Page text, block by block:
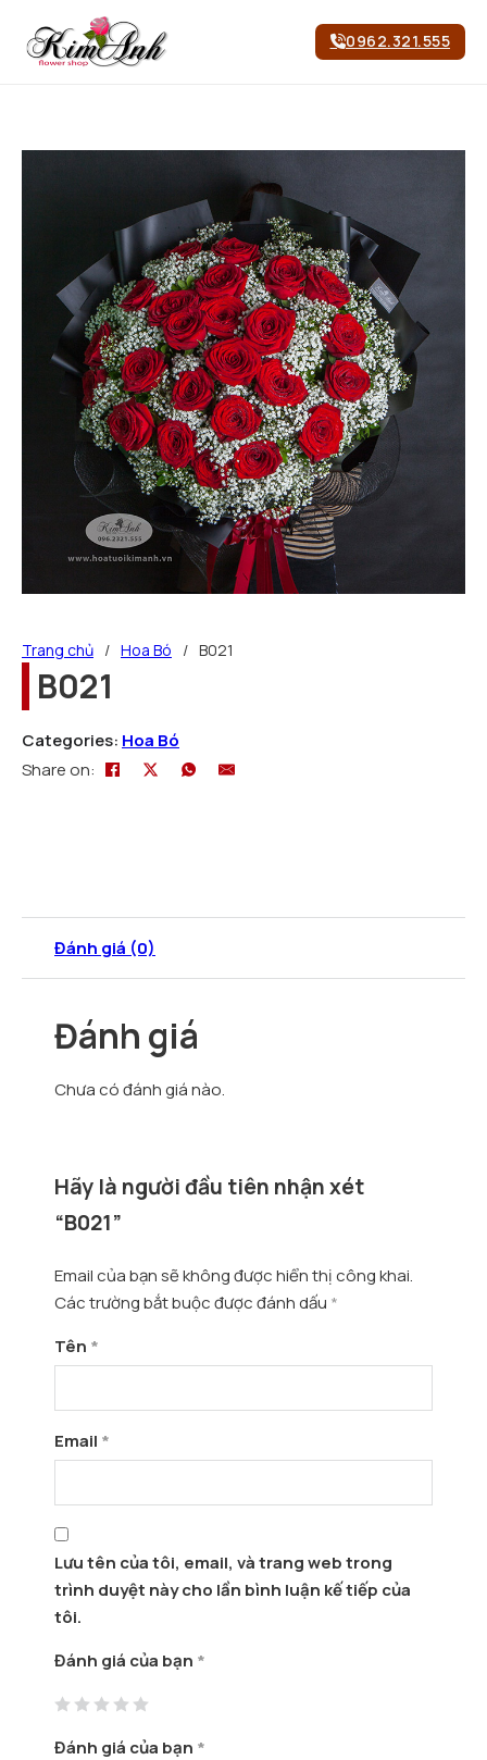
0962.321.555
Trang chủ / Hoa Bó / B021
B021
Categories: Hoa Bó
Share on:
Đánh giá (0)
Đánh giá
Chưa có đánh giá nào.
Hãy là người đầu tiên nhận xét
“B021”
Email của bạn sẽ không được hiển thị công khai.
Các trường bắt buộc được đánh dấu *
Tên *
Email *
Lưu tên của tôi, email, và trang web trong
trình duyệt này cho lần bình luận kế tiếp của
tôi.
Đánh giá của bạn *
Đánh giá của bạn *